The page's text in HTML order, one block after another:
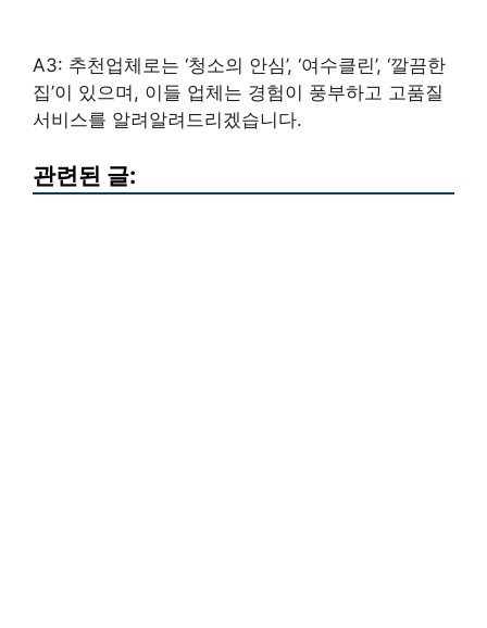
A3: 추천업체로는 ‘청소의 안심’, ‘여수클린’, ‘깔끔한
집’이 있으며, 이들 업체는 경험이 풍부하고 고품질
서비스를 알려알려드리겠습니다.
관련된 글: